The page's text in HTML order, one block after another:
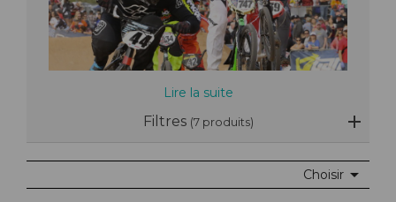
Lire la suite
Filtres (7 produits)
Choisir 